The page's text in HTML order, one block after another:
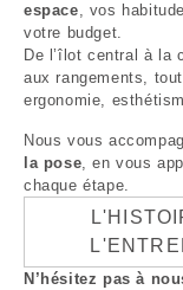
espace, vos
votre budget.
De l’îlot central à la
aux rangements,
ergonomie,
Nous vous
la pose, en vous
chaque étape.
N’hésitez pas à